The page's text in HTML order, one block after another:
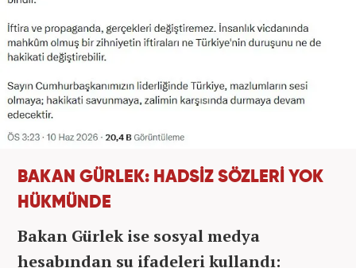
BAKAN GÜRLEK: HADSİZ SÖZLERİ YOK
HÜKMÜNDE
Bakan Gürlek ise sosyal medya
hesabından şu ifadeleri kullandı: